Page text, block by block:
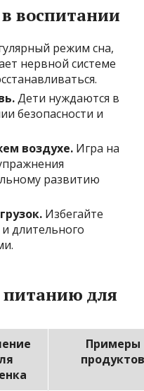
воспитании
режим сна,
нервной системе
Дети нуждаются в
безопасности и
воздухе. Игра на
развитию
Избегайте
длительного
для
Примеры